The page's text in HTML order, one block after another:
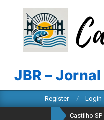
content
CASTILHO
SP
JBR –
Navigation
Register Login
- Castilho SP